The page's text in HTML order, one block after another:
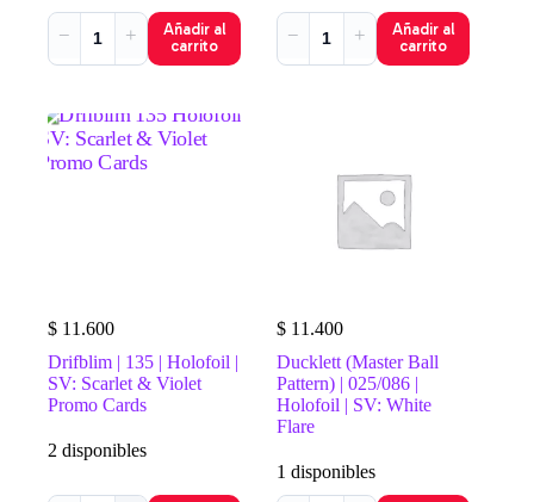
− +
Añadir al
carrito
− +
Añadir al
carrito
$ 11.600
Drifblim | 135 | Holofoil |
SV: Scarlet & Violet
Promo Cards
2 disponibles
$ 11.400
Ducklett (Master Ball
Pattern) | 025/086 |
Holofoil | SV: White
Flare
1 disponibles